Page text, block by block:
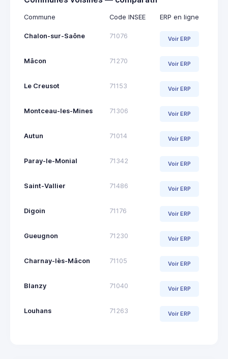
Commune Code INSEE ERP en ligne
Chalon-sur-Saône 71076 Voir ERP
Mâcon 71270 Voir ERP
Le Creusot 71153 Voir ERP
Montceau-les-Mines 71306 Voir ERP
Autun 71014 Voir ERP
Paray-le-Monial 71342 Voir ERP
Saint-Vallier 71486 Voir ERP
Digoin 71176 Voir ERP
Gueugnon 71230 Voir ERP
Charnay-lès-Mâcon 71105 Voir ERP
Blanzy 71040 Voir ERP
Louhans 71263 Voir ERP